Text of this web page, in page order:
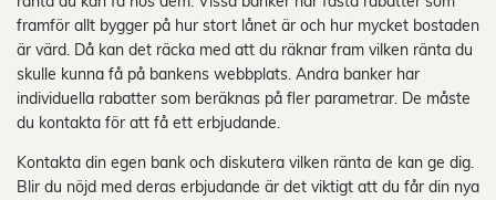
framför allt bygger på hur stort lånet är och hur mycket bostaden
är värd. Då kan det räcka med att du räknar fram vilken ränta du
skulle kunna få på bankens webbplats. Andra banker har
individuella rabatter som beräknas på fler parametrar. De måste
du kontakta för att få ett erbjudande.
Kontakta din egen bank och diskutera vilken ränta de kan ge dig.
Blir du nöjd med deras erbjudande är det viktigt att du får din nya